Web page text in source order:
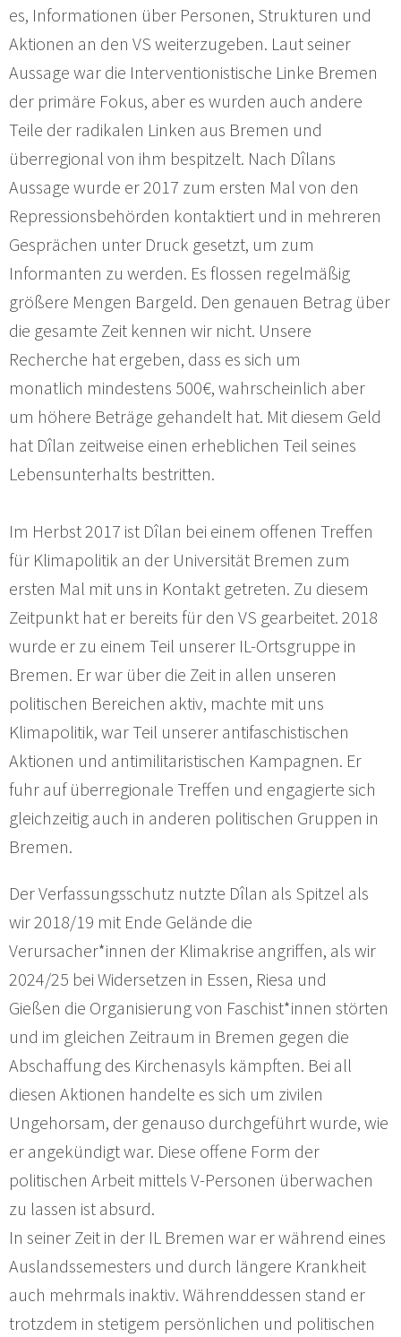
es, Informationen über Personen, Strukturen und
Aktionen an den VS weiterzugeben. Laut seiner
Aussage war die Interventionistische Linke Bremen
der primäre Fokus, aber es wurden auch andere
Teile der radikalen Linken aus Bremen und
überregional von ihm bespitzelt. Nach Dîlans
Aussage wurde er 2017 zum ersten Mal von den
Repressionsbehörden kontaktiert und in mehreren
Gesprächen unter Druck gesetzt, um zum
Informanten zu werden. Es flossen regelmäßig
größere Mengen Bargeld. Den genauen Betrag über
die gesamte Zeit kennen wir nicht. Unsere
Recherche hat ergeben, dass es sich um
monatlich mindestens 500€, wahrscheinlich aber
um höhere Beträge gehandelt hat. Mit diesem Geld
hat Dîlan zeitweise einen erheblichen Teil seines
Lebensunterhalts bestritten.
Im Herbst 2017 ist Dîlan bei einem offenen Treffen
für Klimapolitik an der Universität Bremen zum
ersten Mal mit uns in Kontakt getreten. Zu diesem
Zeitpunkt hat er bereits für den VS gearbeitet. 2018
wurde er zu einem Teil unserer IL-Ortsgruppe in
Bremen. Er war über die Zeit in allen unseren
politischen Bereichen aktiv, machte mit uns
Klimapolitik, war Teil unserer antifaschistischen
Aktionen und antimilitaristischen Kampagnen. Er
fuhr auf überregionale Treffen und engagierte sich
gleichzeitig auch in anderen politischen Gruppen in
Bremen.
Der Verfassungsschutz nutzte Dîlan als Spitzel als
wir 2018/19 mit Ende Gelände die
Verursacher*innen der Klimakrise angriffen, als wir
2024/25 bei Widersetzen in Essen, Riesa und
Gießen die Organisierung von Faschist*innen störten
und im gleichen Zeitraum in Bremen gegen die
Abschaffung des Kirchenasyls kämpften. Bei all
diesen Aktionen handelte es sich um zivilen
Ungehorsam, der genauso durchgeführt wurde, wie
er angekündigt war. Diese offene Form der
politischen Arbeit mittels V-Personen überwachen
zu lassen ist absurd.
In seiner Zeit in der IL Bremen war er während eines
Auslandssemesters und durch längere Krankheit
auch mehrmals inaktiv. Währenddessen stand er
trotzdem in stetigem persönlichen und politischen